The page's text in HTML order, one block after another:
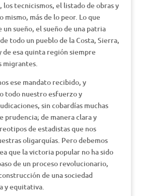
tecnicismos, el listado de obras y
mismo, más de lo peor. Lo que
sueño, el sueño de una patria
todo un pueblo de la Costa, Sierra,
de esa quinta región siempre
migrantes.
ese mandato recibido, y
todo nuestro esfuerzo y
sin cobardías muchas
prudencia; de manera clara y
de estadistas que nos
oligarquías. Pero debemos
que la victoria popular no ha sido
de un proceso revolucionario,
de una sociedad
y equitativa.